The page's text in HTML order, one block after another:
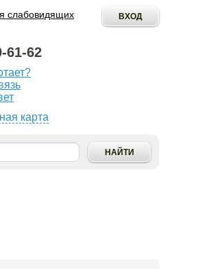
слабовидящих
61-62
карта